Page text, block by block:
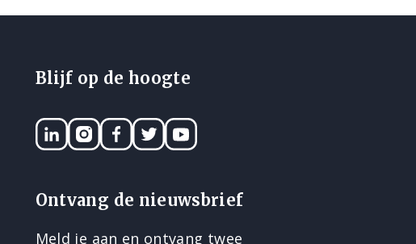
Blijf op de hoogte
LinkedINInstagram
Facebook
TwitterYouTube
Ontvang de nieuwsbrief
Meld je aan en ontvang twee